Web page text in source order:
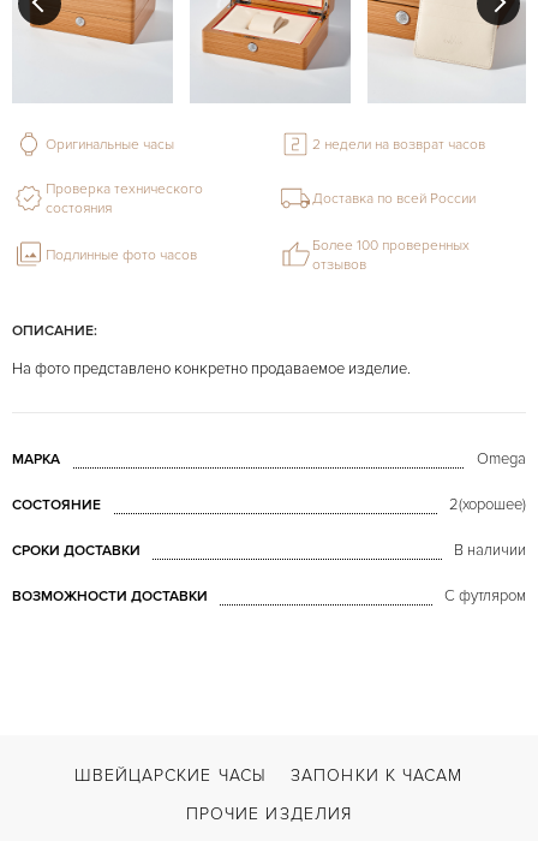
ОПИСАНИЕ:
На фото представлено конкретно продаваемое изделие.
МАРКА Omega
СОСТОЯНИЕ 2(хорошее)
СРОКИ ДОСТАВКИ В наличии
ВОЗМОЖНОСТИ ДОСТАВКИ С футляром
Оригинальные часы 2 недели на возврат часов
Проверка технического
состояния
Доставка по всей России
Подлинные фото часов
Более 100 проверенных
отзывов
ШВЕЙЦАРСКИЕ ЧАСЫ
ЗАПОНКИ К ЧАСАМ
ПРОЧИЕ ИЗДЕЛИЯ